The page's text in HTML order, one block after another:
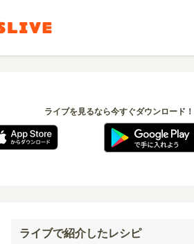
ライブを見るなら今すぐダウンロード！
ライブで紹介したレシピ